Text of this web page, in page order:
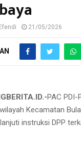
21/05/2026
Ketua PAC PDI-
PAC
Kecamatan
instruksi DPP